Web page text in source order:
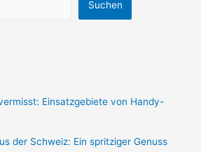
Suchen
Einsatzgebiete von Handy-
der Schweiz: Ein spritziger Genuss